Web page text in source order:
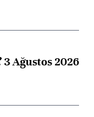
3 Ağustos 2026